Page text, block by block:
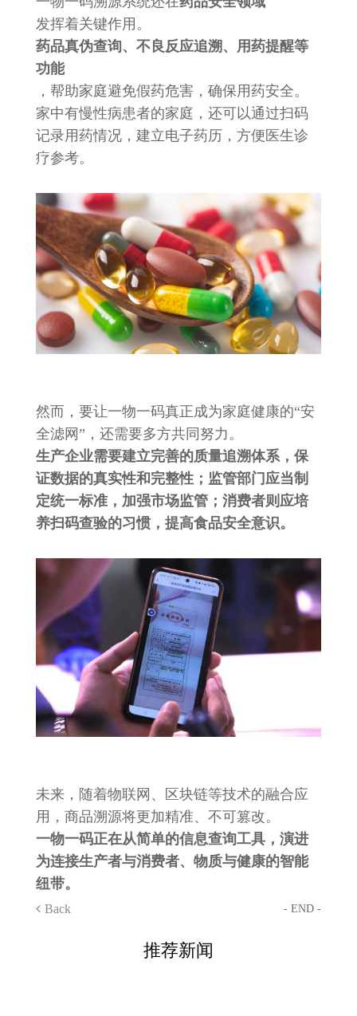
发挥着关键作用。
药品真伪查询、不良反应追溯、用药提醒等
功能
，帮助家庭避免假药危害，确保用药安全。
家中有慢性病患者的家庭，还可以通过扫码
记录用药情况，建立电子药历，方便医生诊
疗参考。
然而，要让一物一码真正成为家庭健康的“安
全滤网”，还需要多方共同努力。
生产企业需要建立完善的质量追溯体系，保
证数据的真实性和完整性；监管部门应当制
定统一标准，加强市场监管；消费者则应培
养扫码查验的习惯，提高食品安全意识。
未来，随着物联网、区块链等技术的融合应
用，商品溯源将更加精准、不可篡改。
一物一码正在从简单的信息查询工具，演进
为连接生产者与消费者、物质与健康的智能
纽带。
Back - END -
推荐新闻